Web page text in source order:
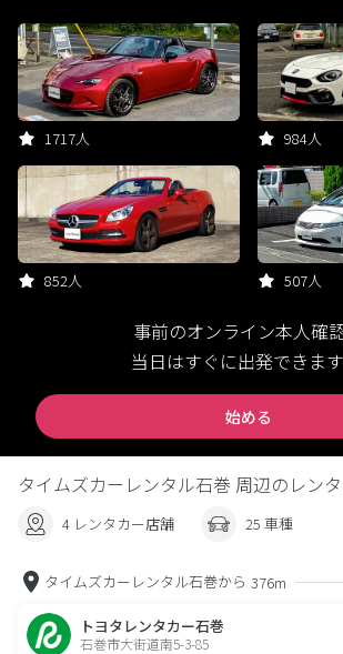
1717人 984人
852人 507人
事前のオンライン本人確
当日はすぐに出発できま
始める
タイムズカーレンタル石巻 周辺のレン
4 レンタカー店舗 25 車種
タイムズカーレンタル石巻から 376m
トヨタレンタカー石巻
石巻市大街道南5-3-85